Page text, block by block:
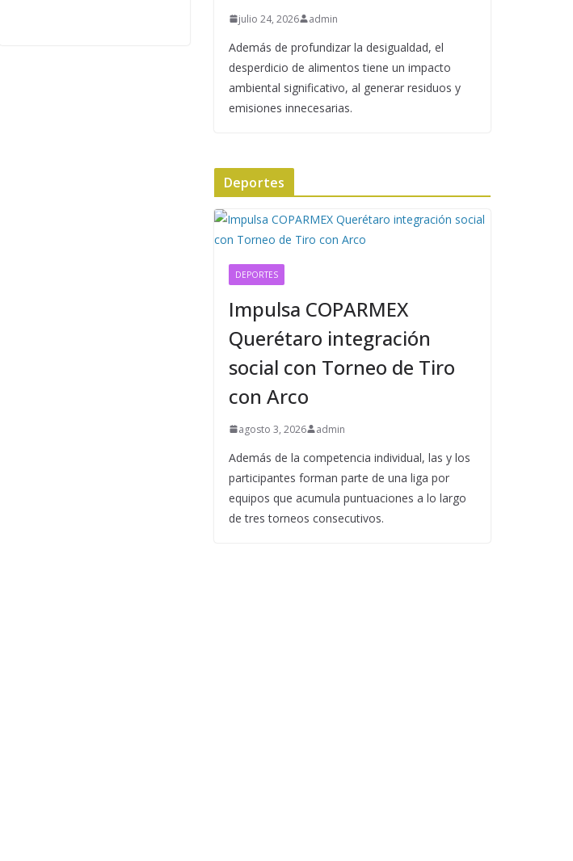
julio 24, 2026 admin
Además de profundizar la desigualdad, el
desperdicio de alimentos tiene un impacto
ambiental significativo, al generar residuos y
emisiones innecesarias.
Deportes
DEPORTES
Impulsa COPARMEX
Querétaro integración
social con Torneo de Tiro
con Arco
agosto 3, 2026 admin
Además de la competencia individual, las y los
participantes forman parte de una liga por
equipos que acumula puntuaciones a lo largo
de tres torneos consecutivos.